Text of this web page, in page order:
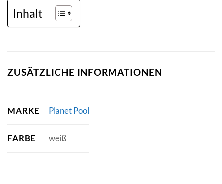
Inhalt
ZUSÄTZLICHE INFORMATIONEN
MARKE Planet Pool
FARBE weiß